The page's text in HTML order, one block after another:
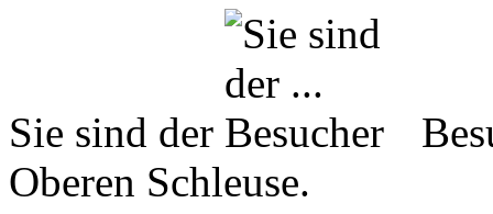
Sie sind der
Oberen Schleuse.